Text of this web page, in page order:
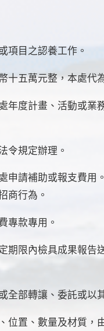
目之認養工作。
五萬元整，本處代
度計畫、活動或業
規定辦理。
申請補助或報支費用
商行為。
專款專用。
期限內檢具成果報告
部轉讓、委託或以
位置、數量及材質，